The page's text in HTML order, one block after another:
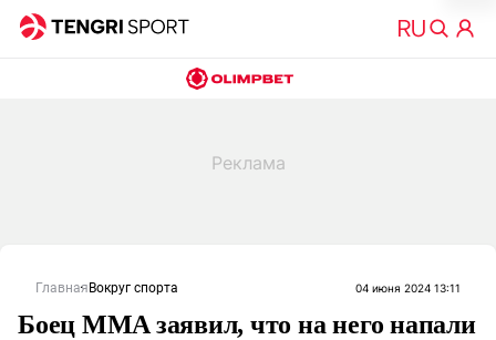
Главная Вокруг спорта 04 июня 2024 13:11
Боец MMA заявил, что на него напали